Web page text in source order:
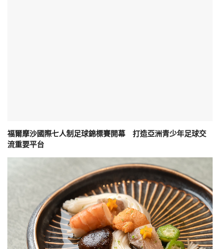
福爾摩沙國際七人制足球錦標賽開幕 打造亞洲青少年足球交
流重要平台